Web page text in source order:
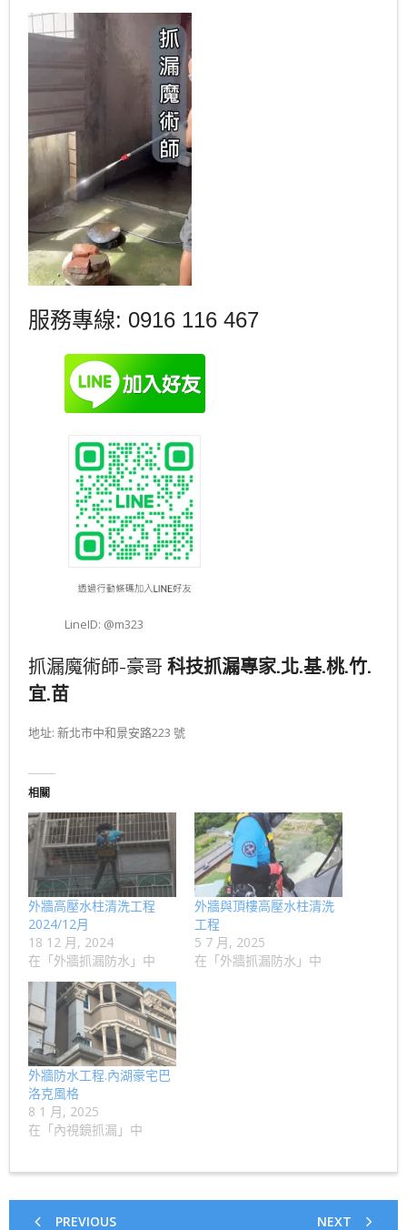
服務專線: 0916 116 467
LineID: @m323
抓漏魔術師-豪哥 科技抓漏專家.北.基.桃.竹.
宜.苗
地址: 新北市中和景安路223 號
相關
外牆高壓水柱清洗工程
2024/12月
18 12 月, 2024
在「外牆抓漏防水」中
外牆與頂樓高壓水柱清洗
工程
5 7 月, 2025
在「外牆抓漏防水」中
外牆防水工程.內湖豪宅巴
洛克風格
8 1 月, 2025
在「內視鏡抓漏」中
PREVIOUS NEXT